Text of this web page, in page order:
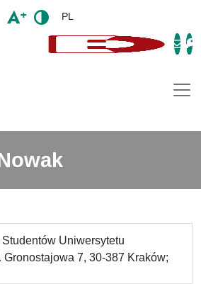
PL
Studentów Uniwersytetu
7, 30-387 Kraków;